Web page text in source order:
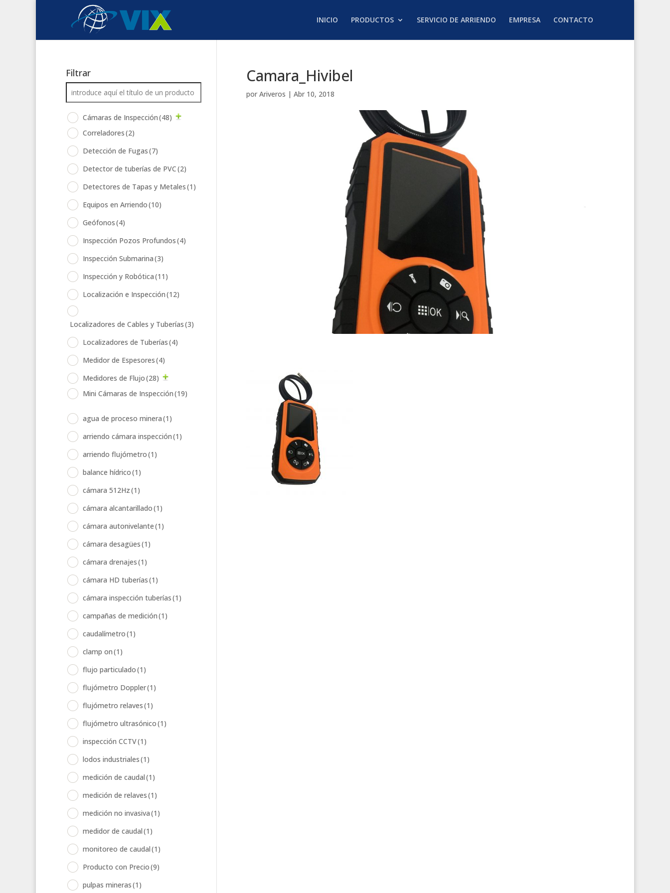
INICIO PRODUCTOS SERVICIO DE ARRIENDO EMPRESA CONTACTO
Camara_Hivibel
por Ariveros | Abr 10, 2018
Filtrar
Cámaras de Inspección(48)
Correladores(2)
Detección de Fugas(7)
Detector de tuberías de PVC(2)
Detectores de Tapas y Metales(1)
Equipos en Arriendo(10)
Geófonos(4)
Inspección Pozos Profundos(4)
Inspección Submarina(3)
Inspección y Robótica(11)
Localización e Inspección(12)
Localizadores de Cables y Tuberías(3)
Localizadores de Tuberías(4)
Medidor de Espesores(4)
Medidores de Flujo(28)
Mini Cámaras de Inspección(19)
agua de proceso minera(1)
arriendo cámara inspección(1)
arriendo flujómetro(1)
balance hídrico(1)
cámara 512Hz(1)
cámara alcantarillado(1)
cámara autonivelante(1)
cámara desagües(1)
cámara drenajes(1)
cámara HD tuberías(1)
cámara inspección tuberías(1)
campañas de medición(1)
caudalímetro(1)
clamp on(1)
flujo particulado(1)
flujómetro Doppler(1)
flujómetro relaves(1)
flujómetro ultrasónico(1)
inspección CCTV(1)
lodos industriales(1)
medición de caudal(1)
medición de relaves(1)
medición no invasiva(1)
medidor de caudal(1)
monitoreo de caudal(1)
Producto con Precio(9)
pulpas mineras(1)